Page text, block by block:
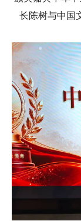
长陈树与中国